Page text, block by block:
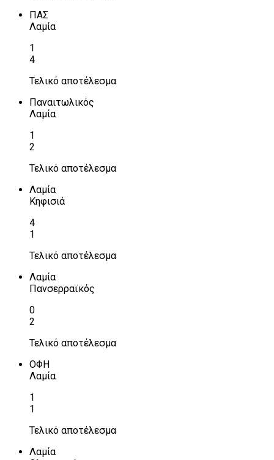
ΠΑΣ
Λαμία
1
4
Τελικό αποτέλεσμα
Παναιτωλικός
Λαμία
1
2
Τελικό αποτέλεσμα
Λαμία
Κηφισιά
4
1
Τελικό αποτέλεσμα
Λαμία
Πανσερραϊκός
0
2
Τελικό αποτέλεσμα
ΟΦΗ
Λαμία
1
1
Τελικό αποτέλεσμα
Λαμία